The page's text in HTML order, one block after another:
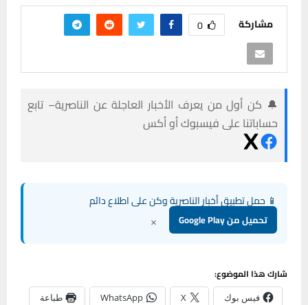
مشاركة 0
🔔 كن أول من يعرف الأخبار العاجلة عن الناصرية– تابع
حساباتنا على فيسبوك أو أكس
📱 حمل تطبيق أخبار الناصرية وكن على اطلاع دائم
تحميل من Google Play ×
شارك هذا الموضوع:
فيس بوك X
WhatsApp طباعة